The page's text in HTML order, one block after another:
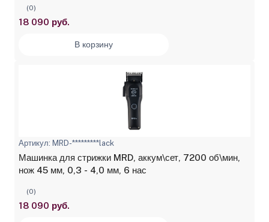
(0)
18 090 руб.
В корзину
Артикул: MRD-*********lack
Машинка для стрижки MRD, аккум\сет, 7200 об\мин,
нож 45 мм, 0,3 - 4,0 мм, 6 нас
(0)
18 090 руб.